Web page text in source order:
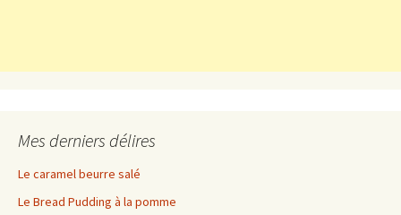
Mes derniers délires
Le caramel beurre salé
Le Bread Pudding à la pomme